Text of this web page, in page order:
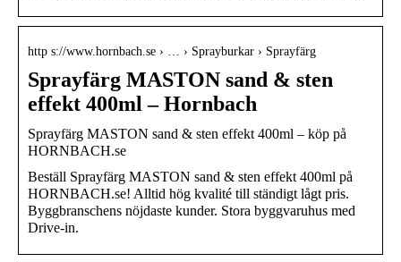
http s://www.hornbach.se › … › Sprayburkar › Sprayfärg
Sprayfärg MASTON sand & sten
effekt 400ml – Hornbach
Sprayfärg MASTON sand & sten effekt 400ml – köp på
HORNBACH.se
Beställ Sprayfärg MASTON sand & sten effekt 400ml på
HORNBACH.se! Alltid hög kvalité till ständigt lågt pris.
Byggbranschens nöjdaste kunder. Stora byggvaruhus med
Drive-in.